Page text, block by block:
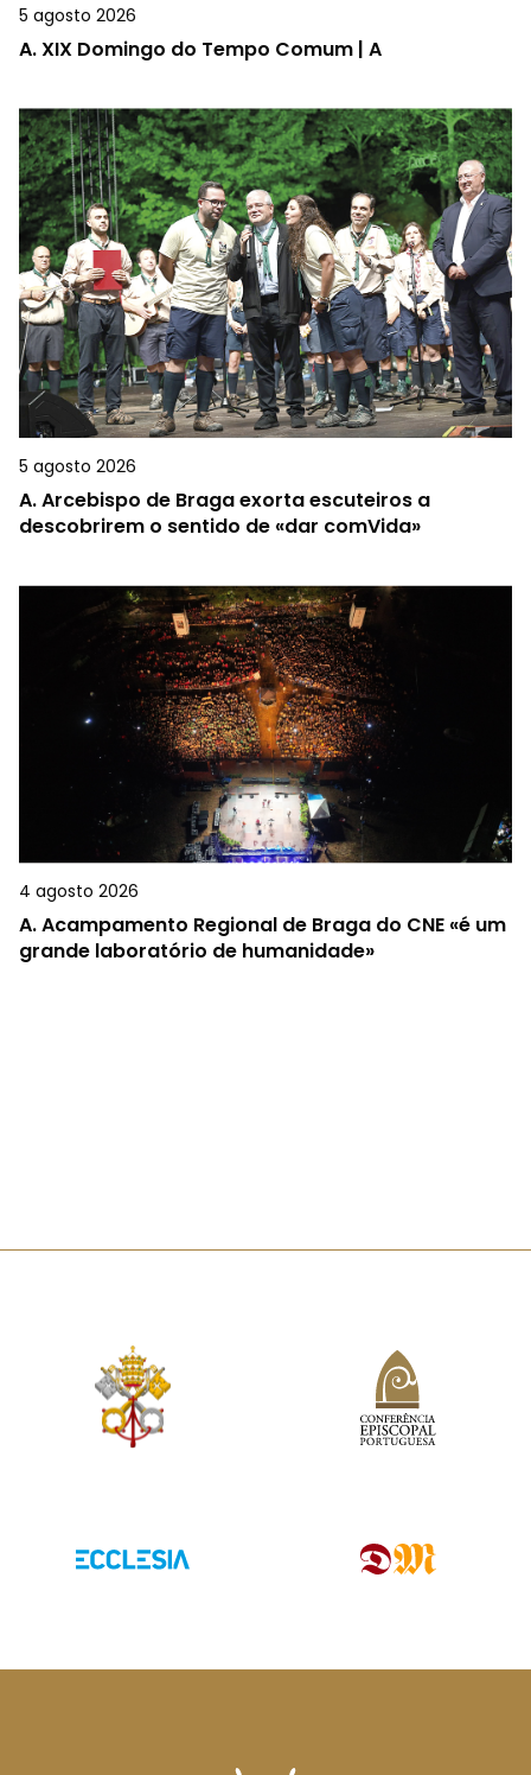
5 agosto 2026
A.XIX Domingo do Tempo Comum | A
5 agosto 2026
A.Arcebispo de Braga exorta escuteiros a
descobrirem o sentido de «dar comVida»
4 agosto 2026
A.Acampamento Regional de Braga do CNE «é um
grande laboratório de humanidade»